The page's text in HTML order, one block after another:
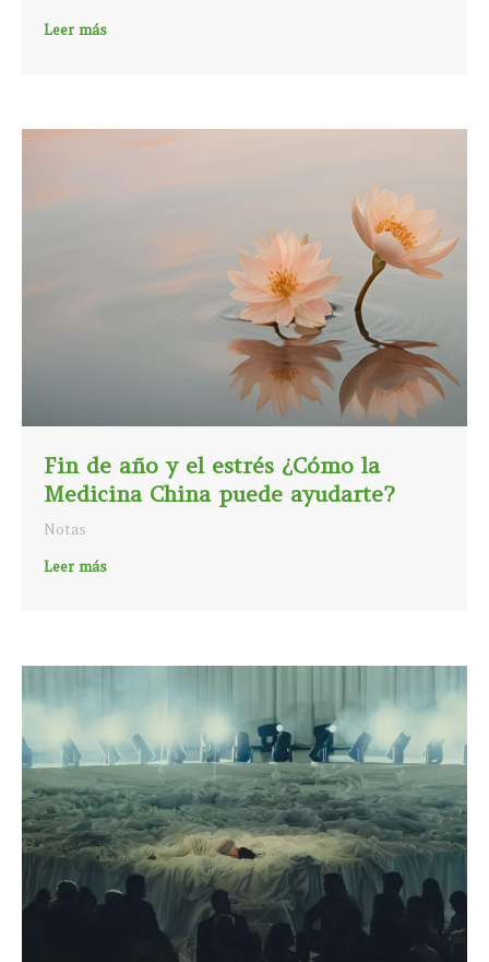
Leer más
Fin de año y el estrés ¿Cómo la
Medicina China puede ayudarte?
Notas
Leer más